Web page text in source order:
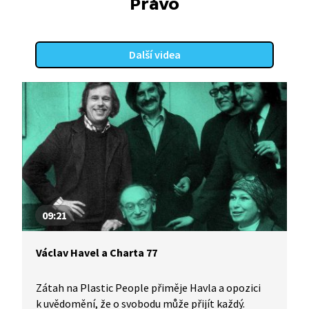
a zákazy se stupňují, na což Havel reaguje dopisem
i nadále proti režimu. Poslední kapkou je
pro disidenty v čele s Havlem zátah na členy
změnit svět z produkce Knihovny Václava Havla,
která provází životem Václava Havla a bojem
Československa za lidská práva.
Právo
Další videa
09:21
Václav Havel a Charta 77
Zátah na Plastic People přiměje Havla a opozici
k uvědomění, že o svobodu může přijít každý.